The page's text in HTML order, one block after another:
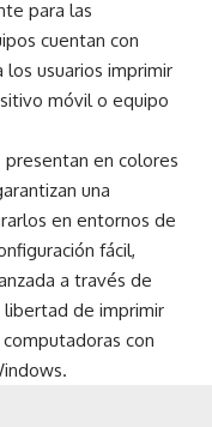
para las
cuentan con
usuarios imprimir
móvil o equipo
presentan en colores
una
en entornos de
fácil,
a través de
de imprimir
con